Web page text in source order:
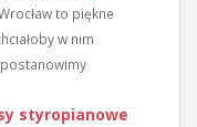
to piękne
w nim
postanowimy
styropianowe